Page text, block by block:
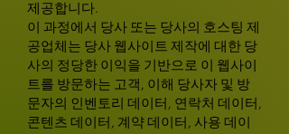
제공합니다.
이 과정에서 당사 또는 당사의 호스팅 제
공업체는 당사 웹사이트 제작에 대한 당
사의 정당한 이익을 기반으로 이 웹사이
트를 방문하는 고객, 이해 당사자 및 방
문자의 인벤토리 데이터, 연락처 데이터,
콘텐츠 데이터, 계약 데이터, 사용 데이